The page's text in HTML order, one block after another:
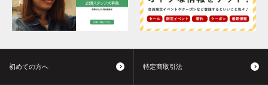
初めての方へ 特定商取引法